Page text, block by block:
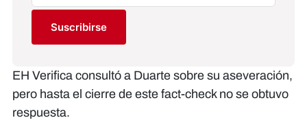
Suscribirse
EH Verifica consultó a Duarte sobre su aseveración,
pero hasta el cierre de este fact-check no se obtuvo
respuesta.